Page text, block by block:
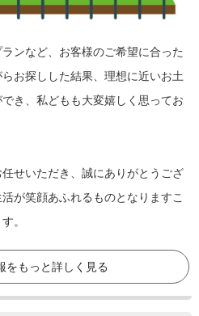
ンなど、お客様のご希望に合った
お探しした結果、理想に近いお土
き、私どもも大変嬉しく思ってお
せいただき、誠にありがとうござ
が笑顔あふれるものとなりますこ
。
をもっと詳しく見る